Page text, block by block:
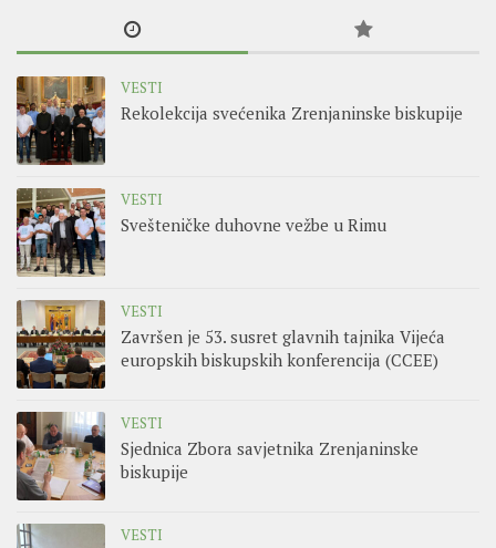
VESTI
Rekolekcija svećenika Zrenjaninske biskupije
VESTI
Svešteničke duhovne vežbe u Rimu
VESTI
Završen je 53. susret glavnih tajnika Vijeća
europskih biskupskih konferencija (CCEE)
VESTI
Sjednica Zbora savjetnika Zrenjaninske
biskupije
VESTI